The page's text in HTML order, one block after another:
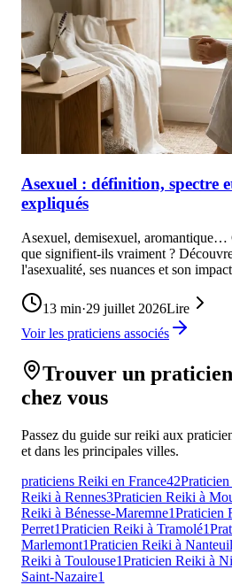
Asexuel : définition, spectre
expliqués
Asexuel, demisexuel, aromantique…
que signifient-ils vraiment ?
l'asexualité, ses nuances et son
13 min·29 juillet 2026Lire
Voir les praticiens associés
Trouver un
chez vous
Passez du guide sur reiki aux
et dans les principales villes.
praticiens Reiki en France42
Reiki à Rennes3Praticien Reiki à
Reiki à Bénesse-Maremne1Praticien
Perret1Praticien Reiki à Tramolé1
Marlemont1Praticien Reiki à
Reiki à Toulouse1Praticien Reiki à
Saint-Nazaire1